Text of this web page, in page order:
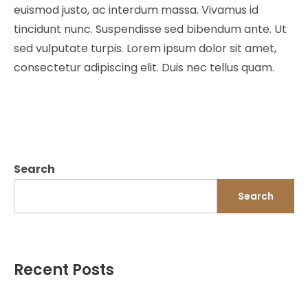
Search
Search
Recent Posts
euismod justo, ac interdum massa. Vivamus id
tincidunt nunc. Suspendisse sed bibendum ante. Ut
sed vulputate turpis. Lorem ipsum dolor sit amet,
consectetur adipiscing elit. Duis nec tellus quam.